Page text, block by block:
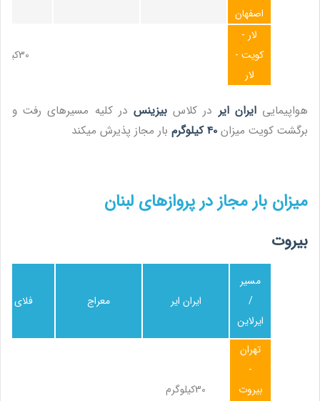
اصفهان
30کیلوگرم
لار -
کویت -
لار
هواپیماییایران ایر در کلاسبیزینس در کلیه مسیرهای رفت و
برگشت کویت میزان 40 کیلوگرم بار مجاز پذیرش میکند
میزان بار مجاز در پروازهای لبنان
بیروت
فلای معراج ایران ایر
مسیر
/
ایرلاین
30کیلوگرم
تهران
-
بیروت